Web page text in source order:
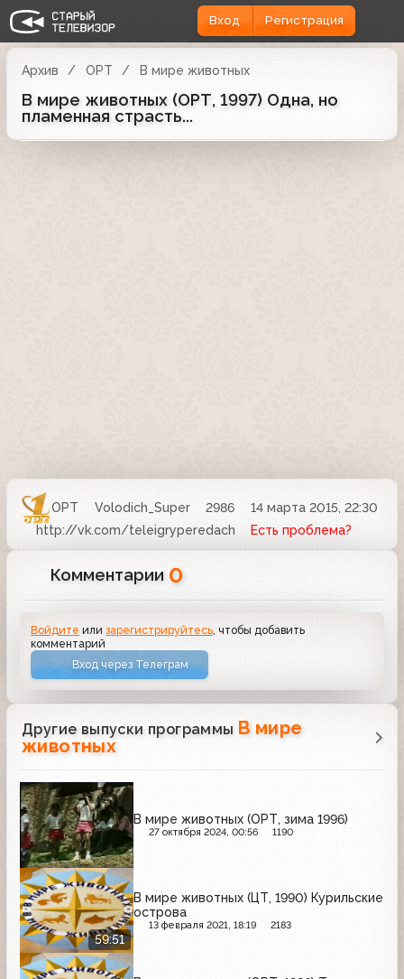
Вход Регистрация
Архив ОРТ В мире животных
В мире животных (ОРТ, 1997) Одна, но
пламенная страсть...
ОРТ Volodich_Super 2986
14 марта 2015, 22:30
http://vk.com/teleigryperedach
Есть проблема?
Комментарии 0
Войдите илизарегистрируйтесь , чтобы добавить
комментарий
Вход через Телеграм
Другие выпуски программы В мире
животных
В мире животных (ОРТ, зима 1996)
27 октября 2024, 00:56 1190
59:51
В мире животных (ЦТ, 1990) Курильские
острова
13 февраля 2021, 18:19 2183